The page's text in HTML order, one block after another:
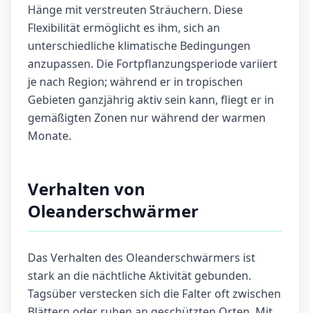
Hänge mit verstreuten Sträuchern. Diese
Flexibilität ermöglicht es ihm, sich an
unterschiedliche klimatische Bedingungen
anzupassen. Die Fortpflanzungsperiode variiert
je nach Region; während er in tropischen
Gebieten ganzjährig aktiv sein kann, fliegt er in
gemäßigten Zonen nur während der warmen
Monate.
Verhalten von
Oleanderschwärmer
Das Verhalten des Oleanderschwärmers ist
stark an die nächtliche Aktivität gebunden.
Tagsüber verstecken sich die Falter oft zwischen